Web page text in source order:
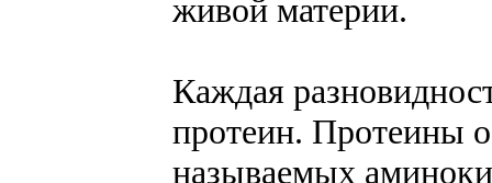
живой материи.
Каждая
протеин. Протеины
называемых